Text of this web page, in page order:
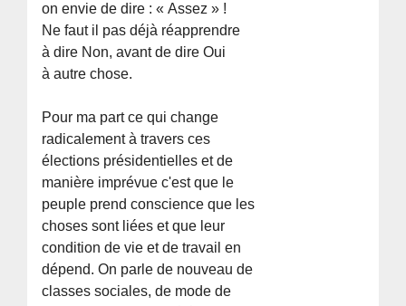
on envie de dire : « Assez » !
Ne faut il pas déjà réapprendre
à dire Non, avant de dire Oui
à autre chose.
Pour ma part ce qui change
radicalement à travers ces
élections présidentielles et de
manière imprévue c'est que le
peuple prend conscience que les
choses sont liées et que leur
condition de vie et de travail en
dépend. On parle de nouveau de
classes sociales, de mode de